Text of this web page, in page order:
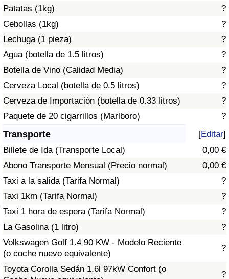
Patatas (1kg)
?
Cebollas (1kg)
?
Lechuga (1 pieza)
?
Agua (botella de 1.5 litros)
?
Botella de Vino (Calidad Media)
?
Cerveza Local (botella de 0.5 litros)
?
Cerveza de Importación (botella de 0.33 litros)
?
Paquete de 20 cigarrillos (Marlboro)
?
Transporte [Editar]
Billete de Ida (Transporte Local)
0,00 €
Abono Transporte Mensual (Precio normal)
0,00 €
Taxi a la salida (Tarifa Normal)
?
Taxi 1km (Tarifa Normal)
?
Taxi 1 hora de espera (Tarifa Normal)
?
La Gasolina (1 litro)
?
Volkswagen Golf 1.4 90 KW - Modelo Reciente
(o coche nuevo equivalente)
?
Toyota Corolla Sedán 1.6l 97kW Confort (o
?
Índice de Contaminación por País
Tráfico
Índice de Tráfico
Índice de Tráfico (Actual)
Índice de Tráfico por País